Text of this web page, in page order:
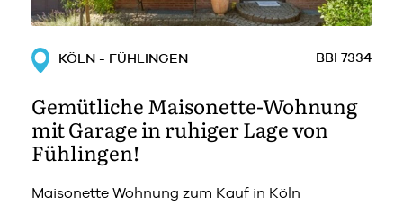
KÖLN - FÜHLINGEN BBI 7334
Gemütliche Maisonette-Wohnung
mit Garage in ruhiger Lage von
Fühlingen!
Maisonette Wohnung zum Kauf in Köln